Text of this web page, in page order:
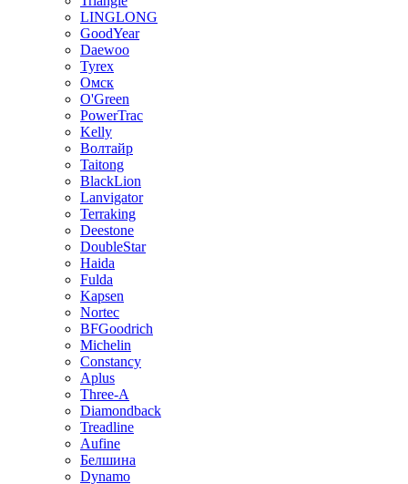
LINGLONG
GoodYear
Daewoo
Tyrex
Омск
O'Green
PowerTrac
Kelly
Волтайр
Taitong
BlackLion
Lanvigator
Terraking
Deestone
DoubleStar
Haida
Fulda
Kapsen
Nortec
BFGoodrich
Michelin
Constancy
Aplus
Three-A
Diamondback
Treadline
Aufine
Белшина
Dynamo